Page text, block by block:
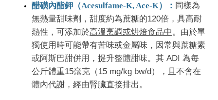
醋磺內酯鉀（Acesulfame-K, Ace-K）： 同樣為
無熱量甜味劑，甜度約為蔗糖的120倍，具高耐
熱性，可添加於高溫烹調或烘焙食品中 。由於單
獨使用時可能帶有苦味或金屬味，因常與蔗糖素
或阿斯巴甜併用，提升整體甜味。其 ADI 為每
公斤體重15毫克 （15 mg/kg bw/d），且不會在
體內代謝，經由腎臟直接排出。